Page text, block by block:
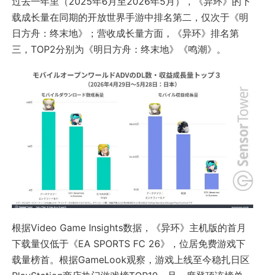
载成长量在同期的开放世界手游中排名第二，仅次于《明
日方舟：终末地》；营收成长量方面，《异环》排名第
三，TOP2分别为《明日方舟：终末地》《鸣潮》。
根据Video Game Insights数据，《异环》主机版的首月
下载量仅低于《EA SPORTS FC 26》，位居免费游戏下
载量榜首。根据GameLook观察，游戏上线至今稳扎日区